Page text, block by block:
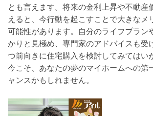
とも言えます。将来の金利上昇や不動産
えると、今行動を起こすことで大きなメ
可能性があります。
自分のライフプラン
かりと見極め、専門家のアドバイスも受
つ前向きに住宅購入を検討してみてはい
今こそ、あなたの夢のマイホームへの第
ャンスかもしれません。